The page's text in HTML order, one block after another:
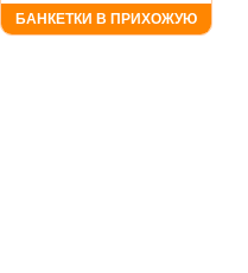
БАНКЕТКИ В ПРИХОЖУЮ